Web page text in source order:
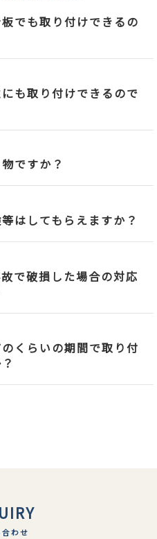
でも取り付けできるの
も取り付けできるので
ですか？
はしてもらえますか？
で破損した場合の対応
くらいの期間で取り付
わせ